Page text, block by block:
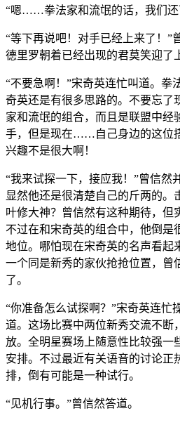
“嗯……拳法家和流氓的话，我们
“等下再说吧！对手已经上来了！”
德里罗朝着已经出现的君莫笑迎了
“不要急啊！”宋奇英连忙叫道。拳
奇英还是有很多思路的。不要忘了
家和流氓的组合，而且是联盟中经
手，但是现在……自己身边的这位
兴趣不是很大啊！
“我来试探一下，接应我！”曾信然
显然他还是很清楚自己的斤两的。
叶修大神？曾信然有这种期待，但
不过在和宋奇英的组合中，他倒是
地位。哪怕现在宋奇英的名声看起
一个同是新秀的家伙抢抢位置，曾
了。
“你准备怎么试探啊？”宋奇英连忙
道。这场比赛中两位新秀交流不断
放。全明星赛场上随意性比较强一
安排。不过最近有关语音的讨论正
排，倒有可能是一种试行。
“见机行事。”曾信然答道。